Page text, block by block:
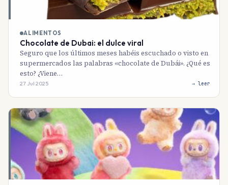
ALIMENTOS
Chocolate de Dubai: el dulce viral
Seguro que los últimos meses habéis escuchado o visto en
supermercados las palabras «chocolate de Dubái». ¿Qué es
esto? ¿Viene…
27 Jul 2025 → leer